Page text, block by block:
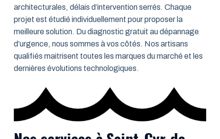
architecturales, délais d’intervention serrés. Chaque
projet est étudié individuellement pour proposer la
meilleure solution. Du diagnostic gratuit au dépannage
d’urgence, nous sommes à vos côtés. Nos artisans
qualifiés maitrisent toutes les marques du marché et les
dernières évolutions technologiques.